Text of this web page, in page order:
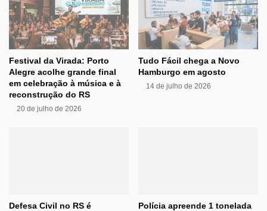
Festival da Virada: Porto
Alegre acolhe grande final
em celebração à música e à
reconstrução do RS
20 de julho de 2026
Tudo Fácil chega a Novo
Hamburgo em agosto
14 de julho de 2026
Defesa Civil no RS é
Polícia apreende 1 tonelada